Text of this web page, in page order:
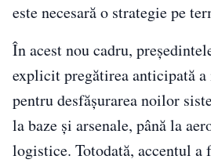
este necesară o strategie pe
În acest nou cadru,
explicit pregătirea anticipată
pentru desfășurarea noilor
la baze și arsenale, până la
logistice. Totodată, accentul a